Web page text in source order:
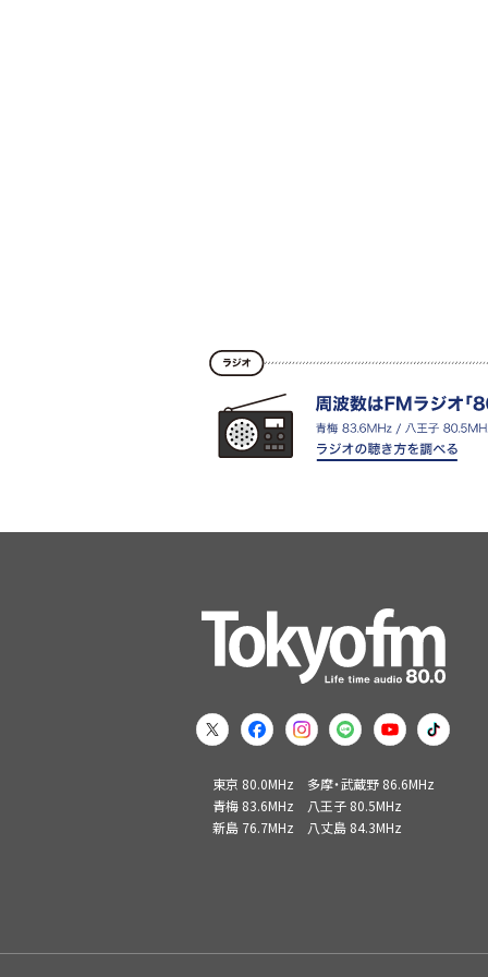
東京 80.0MHz 多摩・武蔵野 86.6MHz
青梅 83.6MHz 八王子 80.5MHz
新島 76.7MHz 八丈島 84.3MHz